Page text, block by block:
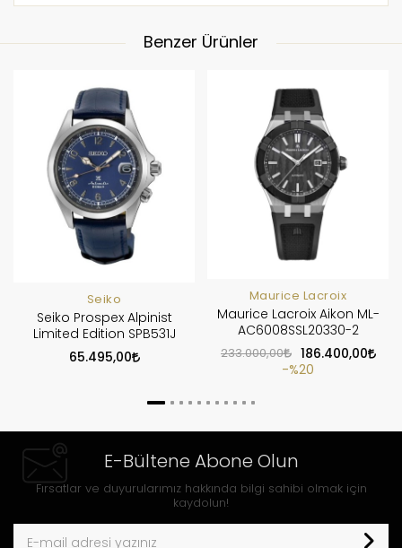
Benzer Ürünler
Seiko
Seiko Prospex Alpinist
Limited Edition SPB531J
65.495,00
Maurice Lacroix
Maurice Lacroix Aikon ML-
AC6008SSL20330-2
233.000,00
186.400,00
%20
E-Bültene Abone Olun
Fırsatlar ve duyurularımız hakkında bilgi sahibi olmak için
kaydolun!